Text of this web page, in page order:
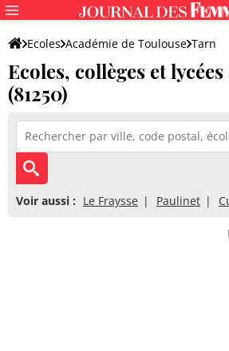
Ecoles Académie de Toulouse Tarn
Ecoles, collèges et lycées
(81250)
Voir aussi : Le Fraysse Paulinet